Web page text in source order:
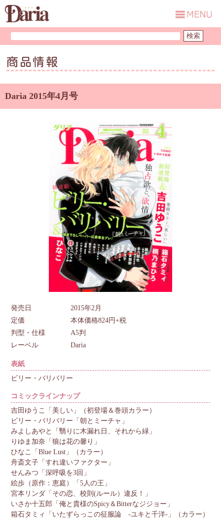
商品情報
Daria 2015年4月号
発売日
2015年2月
定価
本体価格824円+税
判型・仕様
A5判
レーベル
Daria
表紙
ビリー・バリバリー
コミックラインナップ
吉田ゆうこ「美しい」（初登場＆巻頭カラー）
ビリー・バリバリー「朝とミーチャ」
みよしあやと「翳りに木漏れ日、それから緑」
りゆま加奈「狼は花の馨り」
ひなこ「Blue Lust」（カラー）
舟斎文子「すれ違いファクター」
せんみつ「深呼吸を3回」
絵歩（原作：恵庭）「5人の王」
宮本リンダ「その恋、校則(ルール）違反！」
いさか十五郎「俺と貴様のSpicy＆Bitterなジジョー」
箱石タミィ「いたずらっこの征服論 ‐ユキと千洋‐」（カラー）